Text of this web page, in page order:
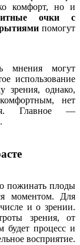
комфорт, но и
очки с
помогут
мнения могут
использование
зрения, однако,
нет
Главное —
пожинать плоды
моментом. Для
и о зрении.
зрения, от
будет процесс и
восприятие.